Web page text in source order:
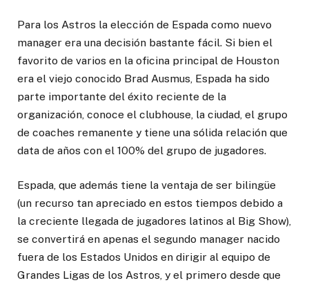
Para los Astros la elección de Espada como nuevo
manager era una decisión bastante fácil. Si bien el
favorito de varios en la oficina principal de Houston
era el viejo conocido Brad Ausmus, Espada ha sido
parte importante del éxito reciente de la
organización, conoce el clubhouse, la ciudad, el grupo
de coaches remanente y tiene una sólida relación que
data de años con el 100% del grupo de jugadores.
Espada, que además tiene la ventaja de ser bilingüe
(un recurso tan apreciado en estos tiempos debido a
la creciente llegada de jugadores latinos al Big Show),
se convertirá en apenas el segundo manager nacido
fuera de los Estados Unidos en dirigir al equipo de
Grandes Ligas de los Astros, y el primero desde que